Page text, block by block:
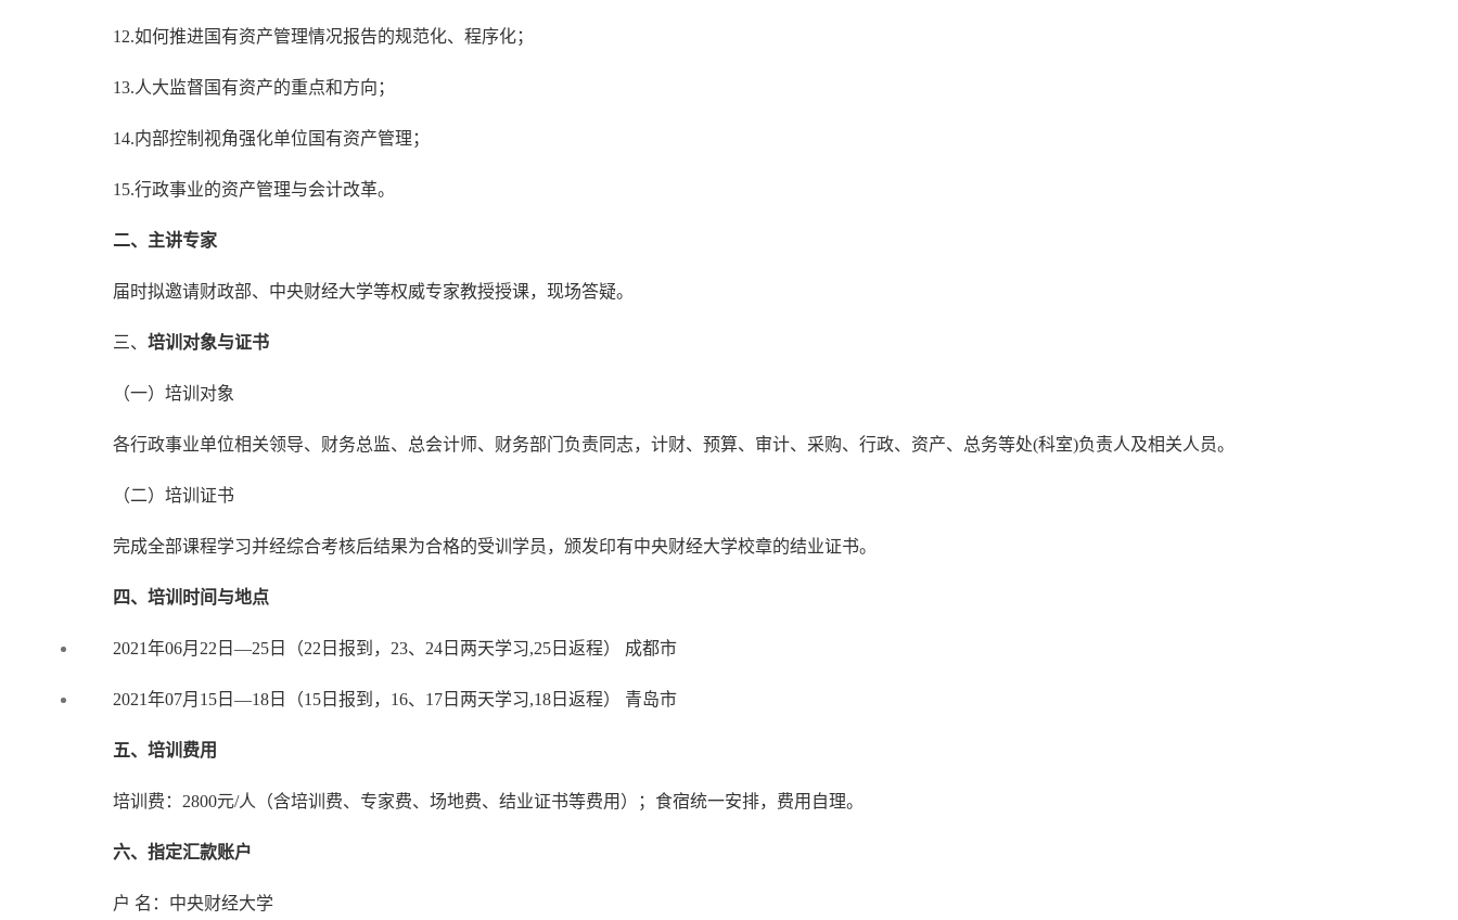
12.如何推进国有资产管理情况报告的规范化、程序化；
13.人大监督国有资产的重点和方向；
14.内部控制视角强化单位国有资产管理；
15.行政事业的资产管理与会计改革。
二、主讲专家
届时拟邀请财政部、中央财经大学等权威专家教授授课，现场答疑。
三、 培训对象与证书
（一）培训对象
各行政事业单位相关领导、财务总监、总会计师、财务部门负责同志，计财、预算、审计、采购、行政、资产、总务等处(科室)负责人及相关人员。
（二）培训证书
完成全部课程学习并经综合考核后结果为合格的受训学员，颁发印有中央财经大学校章的结业证书。
四、培训时间与地点
2021年06月22日—25日（22日报到，23、24日两天学习,25日返程） 成都市
2021年07月15日—18日（15日报到，16、17日两天学习,18日返程） 青岛市
五、培训费用
培训费：2800元/人（含培训费、专家费、场地费、结业证书等费用）；食宿统一安排，费用自理。
六、指定汇款账户
户 名：中央财经大学